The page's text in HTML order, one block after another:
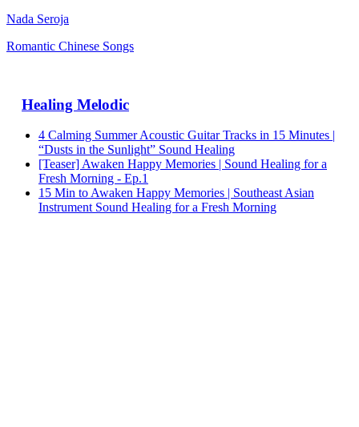
Nada Seroja
Romantic Chinese Songs
Healing Melodic
4 Calming Summer Acoustic Guitar Tracks in 15 Minutes |
“Dusts in the Sunlight” Sound Healing
[Teaser] Awaken Happy Memories | Sound Healing for a
Fresh Morning - Ep.1
15 Min to Awaken Happy Memories | Southeast Asian
Instrument Sound Healing for a Fresh Morning